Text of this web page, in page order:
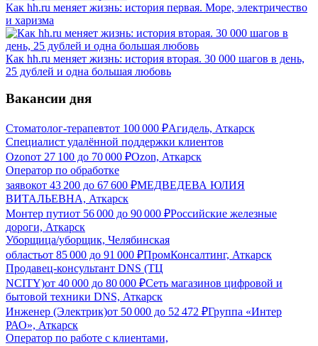
Как hh.ru меняет жизнь: история первая. Море, электричество
и харизма
Как hh.ru меняет жизнь: история вторая. 30 000 шагов в день,
25 дублей и одна большая любовь
Вакансии дня
Стоматолог-терапевтот 100 000 ₽Агидель, Аткарск
Специалист удалённой поддержки клиентов
Ozonот 27 100 до 70 000 ₽Ozon, Аткарск
Оператор по обработке
заявокот 43 200 до 67 600 ₽МЕДВЕДЕВА ЮЛИЯ
ВИТАЛЬЕВНА, Аткарск
Монтер путиот 56 000 до 90 000 ₽Российские железные
дороги, Аткарск
Уборщица/уборщик, Челябинская
областьот 85 000 до 91 000 ₽ПромКонсалтинг, Аткарск
Продавец-консультант DNS (ТЦ
NCITY)от 40 000 до 80 000 ₽Сеть магазинов цифровой и
бытовой техники DNS, Аткарск
Инженер (Электрик)от 50 000 до 52 472 ₽Группа «Интер
РАО», Аткарск
Оператор по работе с клиентами,